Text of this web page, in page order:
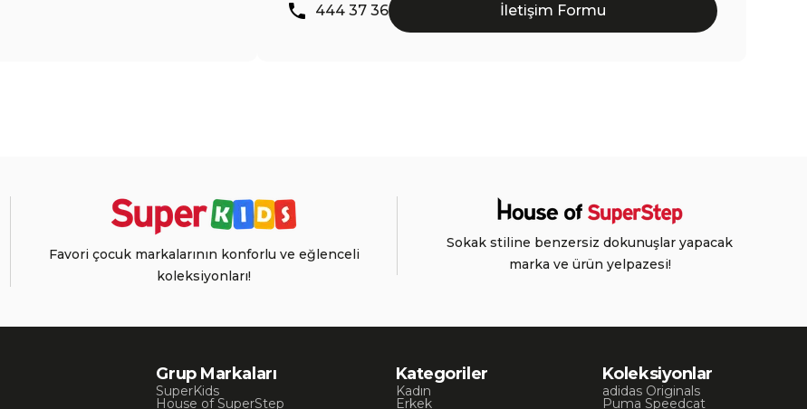
444 37 36 İletişim Formu
Favori çocuk markalarının konforlu ve eğlenceli
koleksiyonları!
Sokak stiline benzersiz dokunuşlar yapacak
marka ve ürün yelpazesi!
Grup Markaları
SuperKids
House of SuperStep
Kategoriler
Kadın
Erkek
Koleksiyonlar
adidas Originals
Puma Speedcat